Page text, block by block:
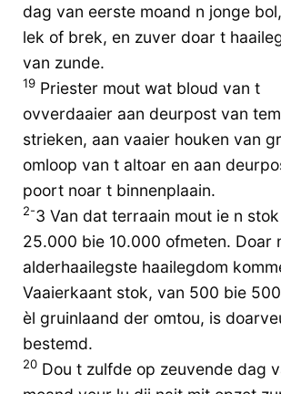
dag van eerste moand n jonge
lek of brek, en zuver doar t
van zunde.
19 Priester mout wat bloud van t
ovverdaaier aan deurpost van
strieken, aan vaaier houken van
omloop van t altoar en aan
poort noar t binnenplaain.
2-3 Van dat terraain mout ie n
25.000 bie 10.000 ofmeten. Doar
alderhaailegste haailegdom
Vaaierkaant stok, van 500 bie
èl gruinlaand der omtou, is
bestemd.
20 Dou t zulfde op zeuvende dag